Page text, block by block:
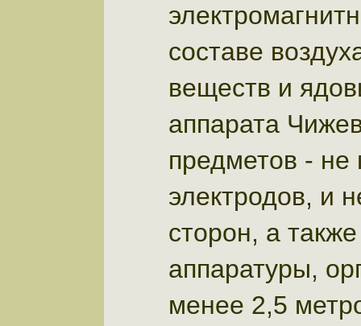
составе
веществ и
аппарата
предметов -
электродов, и
сторон, а
аппаратуры,
менее 2,5